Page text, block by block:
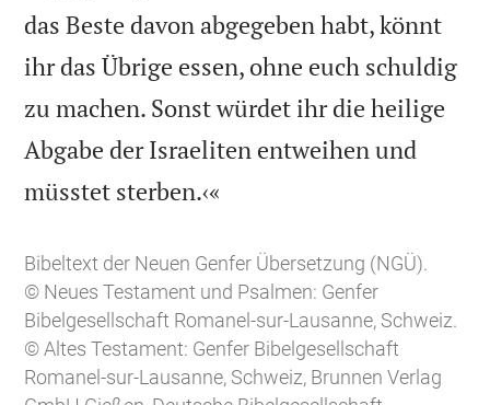
das Beste davon abgegeben habt, könnt
ihr das Übrige essen, ohne euch schuldig
zu machen. Sonst würdet ihr die heilige
Abgabe der Israeliten entweihen und
müsstet sterben.‹«
Bibeltext der Neuen Genfer Übersetzung (NGÜ).
© Neues Testament und Psalmen: Genfer
Bibelgesellschaft Romanel-sur-Lausanne, Schweiz.
© Altes Testament: Genfer Bibelgesellschaft
Romanel-sur-Lausanne, Schweiz, Brunnen Verlag